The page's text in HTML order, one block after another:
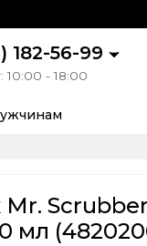
182-56-99
10:00 - 18:00
мл